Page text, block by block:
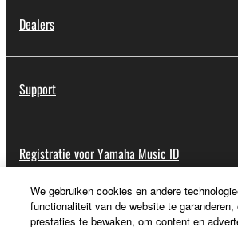
Dealers
Support
Registratie voor Yamaha Music ID
Over Yamaha
We gebruiken cookies en andere
functionaliteit van de website te garanderen,
prestaties te bewaken, om content en